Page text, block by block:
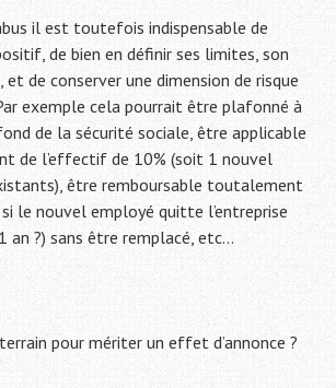
il est toutefois indispensable de
de bien en définir ses limites, son
de conserver une dimension de risque
exemple cela pourrait être plafonné à
de la sécurité sociale, être applicable
de l’effectif de 10% (soit 1 nouvel
être remboursable toutalement
le nouvel employé quitte l’entreprise
an ?) sans être remplacé, etc…
pour mériter un effet d’annonce ?